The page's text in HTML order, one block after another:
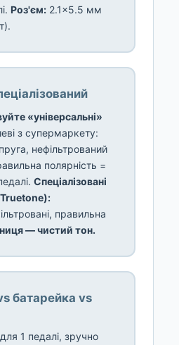
Роз'єм: 2.1×5.5 мм
«універсальні»
з супермаркету:
нефільтрований
полярність =
Спеціалізовані
правильна
— чистий тон.
батарейка vs
для 1 педалі, зручно